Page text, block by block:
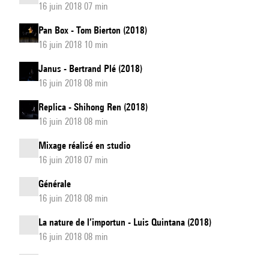
16 juin 2018 07 min
Pan Box - Tom Bierton (2018)
16 juin 2018 10 min
Janus - Bertrand Plé (2018)
16 juin 2018 08 min
Replica - Shihong Ren (2018)
16 juin 2018 08 min
Mixage réalisé en studio
16 juin 2018 07 min
Générale
16 juin 2018 08 min
La nature de l’importun - Luis Quintana (2018)
16 juin 2018 08 min